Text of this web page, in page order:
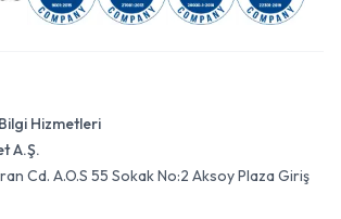
Hizmetleri
A.Ş.
Cd. A.O.S 55 Sokak No:2 Aksoy Plaza Giriş